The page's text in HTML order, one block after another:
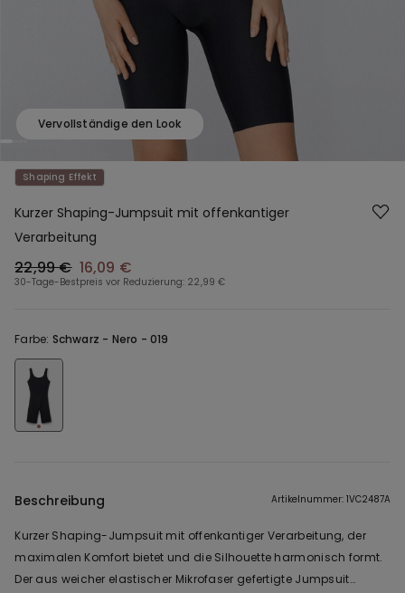
Vervollständige den Look
Shaping Effekt
Kurzer Shaping-Jumpsuit mit offenkantiger
Verarbeitung
22,99 € 16,09 €
30-Tage-Bestpreis vor Reduzierung: 22,99 €
Farbe: Schwarz - Nero - 019
Beschreibung Artikelnummer: 1VC2487A
Kurzer Shaping-Jumpsuit mit offenkantiger Verarbeitung, der
maximalen Komfort bietet und die Silhouette harmonisch formt.
Der aus weicher elastischer Mikrofaser gefertigte Jumpsuit